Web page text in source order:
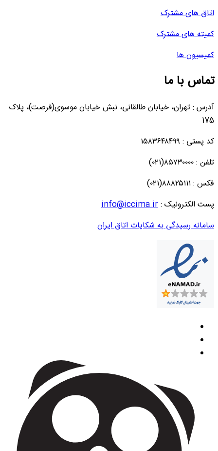
اتاق های مشترک
کمیته های مشترک
کمیسیون ها
تماس با ما
آدرس : تهران، خیابان طالقانی، نبش خیابان موسوی(فرصت)، پلاک
175
کد پستی : ۱۵۸۳۶۴۸۴۹۹
تلفن : ۸۵۷۳۰۰۰۰(۰۲۱)
فکس : ۸۸۸۲۵۱۱۱(۰۲۱)
پست الکترونیک :info@iccima.ir
سامانه رسیدگی به شکایات اتاق ایران